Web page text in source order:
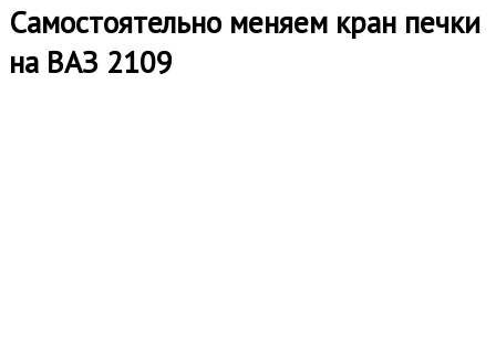
Самостоятельно меняем кран печки
на ВАЗ 2109